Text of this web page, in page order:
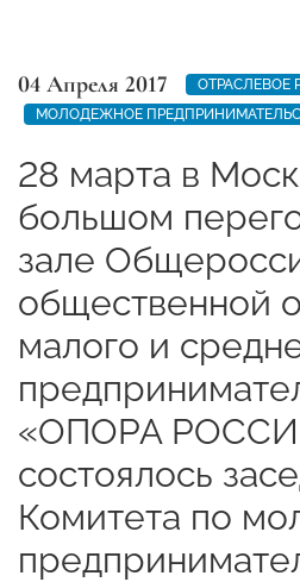
04 Апреля 2017
ОТРАСЛЕВОЕ
МОЛОДЕЖНОЕ
28 марта в
большом
зале
общественной
малого и
«ОПОРА
состоялось
Комитета по